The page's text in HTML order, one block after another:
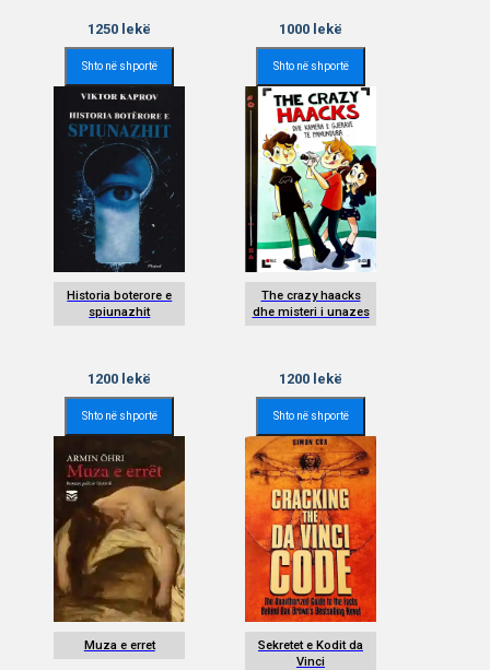
1250 lekë
Shto në shportë
1000 lekë
Shto në shportë
Historia boterore e
spiunazhit
1200 lekë
Shto në shportë
The crazy haacks
dhe misteri i unazes
1200 lekë
Shto në shportë
Muza e erret
Sekretet e Kodit da
Vinci